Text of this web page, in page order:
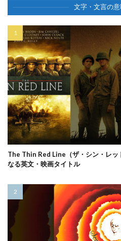
文字・文言の
The Thin Red Line（ザ・シン・レッ
なる英文・映画タイトル